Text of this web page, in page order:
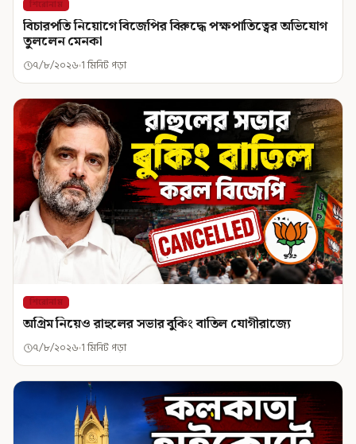
শিরোনাম
বিচারপতি নিয়োগে বিজেপির বিরুদ্ধে পক্ষপাতিত্বের অভিযোগ
তুললেন মেনকা
৭/৮/২০২৬ 1 মিনিট পড়া
শিরোনাম
অগ্রিম নিয়েও রাহুলের সভার বুকিং বাতিল যোগীরাজ্যে
৭/৮/২০২৬ 1 মিনিট পড়া